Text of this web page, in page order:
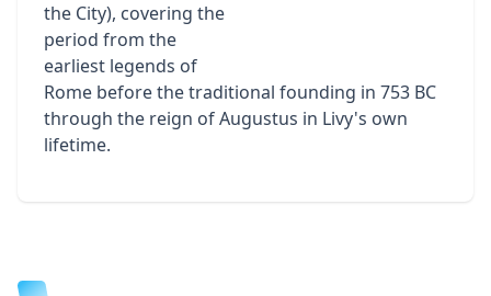
the City), covering the
period from the
earliest legends of
Rome before the traditional founding in 753 BC
through the reign of Augustus in Livy's own
lifetime.